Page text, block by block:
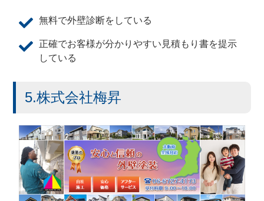
無料で外壁診断をしている
正確でお客様が分かりやすい見積もり書を提示
している
5.株式会社梅昇